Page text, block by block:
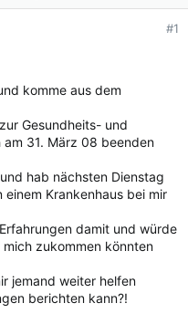
#1
komme aus dem
Gesundheits- und
31. März 08 beenden
hab nächsten Dienstag
Krankenhaus bei mir
damit und würde
zukommen könnten
jemand weiter helfen
berichten kann?!